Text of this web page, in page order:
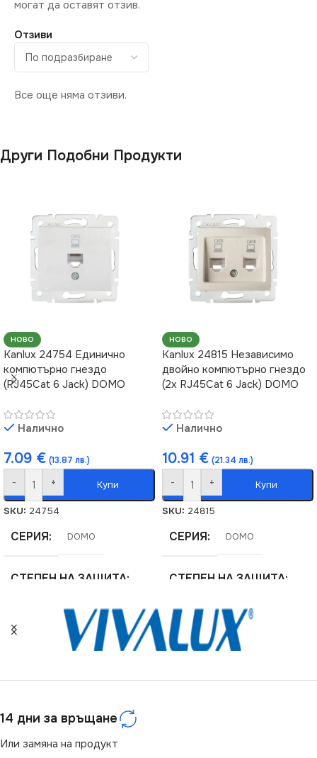
Отзиви
Все още няма отзиви.
могат да оставят отзив.
Други Подобни Продукти
НОВО
Kanlux 24754 Единично
компютърно гнездо
(RJ45Cat 6 Jack) DOMO
Налично
7.09 € (13.87 лв.)
- + Купи
SKU: 24754
СЕРИЯ DOMO
СТЕПЕН НА ЗАЩИТА
Бяло
НОВО
Kanlux 24815 Независимо
двойно компютърно гнездо
(2x RJ45Cat 6 Jack) DOMO
Налично
10.91 € (21.34 лв.)
- + Купи
SKU: 24815
СЕРИЯ DOMO
СТЕПЕН НА ЗАЩИТА
IP20
ЦВЯТ Кремав
14 дни за връщане
Или замяна на продукт